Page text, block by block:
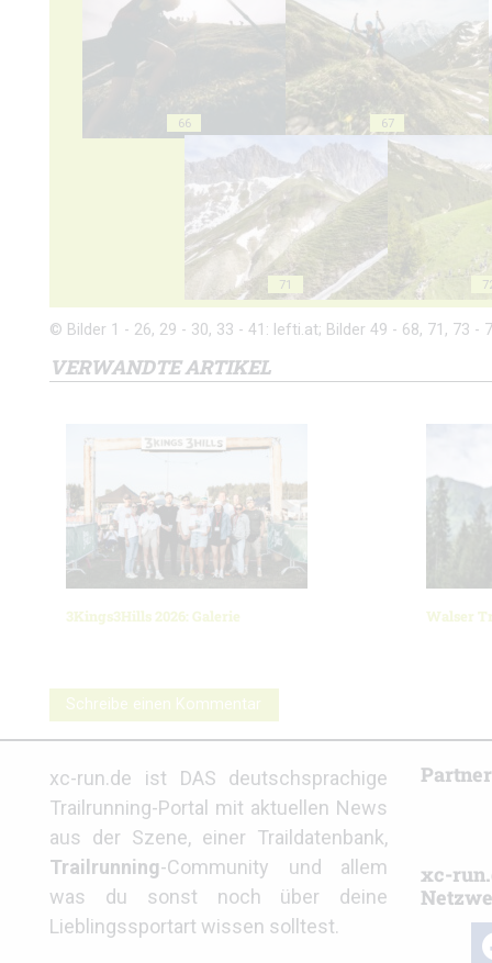
66 67
71
© Bilder 1 - 26, 29 - 30, 33 - 41: lefti.at; Bilder 49 - 68, 71, 73
VERWANDTE ARTIKEL
3Kings3Hills 2026: Galerie Walser
Schreibe einen Kommentar
xc-run.de ist DAS deutschsprachige
Trailrunning-Portal mit aktuellen News
aus der Szene, einer Traildatenbank,
Trailrunning-Community und allem
was du sonst noch über deine
Lieblingssportart wissen solltest.
Partner
xc-